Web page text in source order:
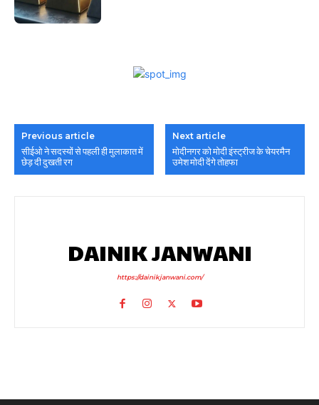
Previous article
सीईओ ने सदस्यों से पहली ही मुलाकात में
छेड़ दी दुखती रग
Next article
मोदीनगर को मोदी इंस्ट्रीज के चेयरमैन
उमेश मोदी देंगे तोहफा
DAINIK JANWANI
https://dainikjanwani.com/